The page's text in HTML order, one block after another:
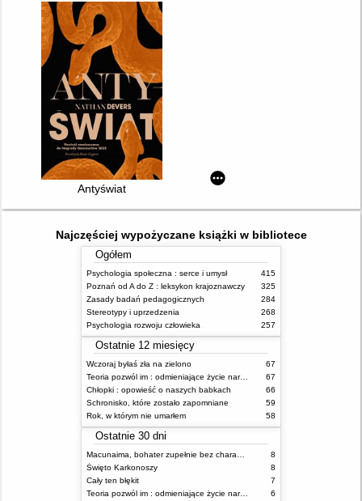
Antyświat
Najczęściej wypożyczane książki w bibliotece
Ogółem
Psychologia społeczna : serce i umysł
415
Poznań od A do Z : leksykon krajoznawczy
325
Zasady badań pedagogicznych
284
Stereotypy i uprzedzenia
268
Psychologia rozwoju człowieka
257
Ostatnie 12 miesięcy
Wczoraj byłaś zła na zielono
67
Teoria pozwól im : odmieniające życie narzędzie, o którym mówią miliony ludzi
67
Chłopki : opowieść o naszych babkach
66
Schronisko, które zostało zapomniane
59
Rok, w którym nie umarłem
58
Ostatnie 30 dni
8
Święto Karkonoszy
8
Cały ten błękit
7
Teoria pozwól im : odmieniające życie narzędzie, o którym mówią miliony ludzi
6